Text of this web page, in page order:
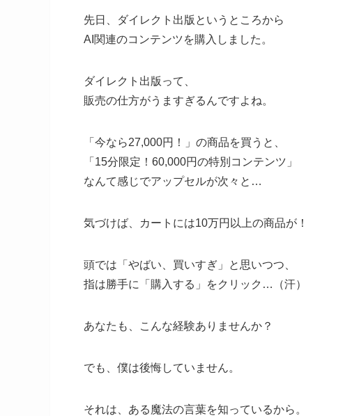
先日、ダイレクト出版というところから
AI関連のコンテンツを購入しました。
ダイレクト出版って、
販売の仕方がうますぎるんですよね。
「今なら27,000円！」の商品を買うと、
「15分限定！60,000円の特別コンテンツ」
なんて感じでアップセルが次々と…
気づけば、カートには10万円以上の商品が！
頭では「やばい、買いすぎ」と思いつつ、
指は勝手に「購入する」をクリック…（汗）
あなたも、こんな経験ありませんか？
でも、僕は後悔していません。
それは、ある魔法の言葉を知っているから。